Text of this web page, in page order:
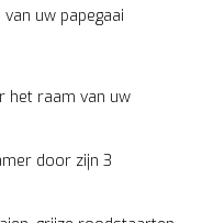
uw papegaai
het raam van uw
door zijn 3